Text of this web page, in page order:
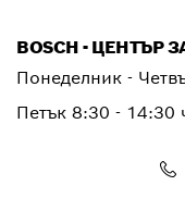
BOSCH -
Понеделник -
Петък 8:30 - 14:30